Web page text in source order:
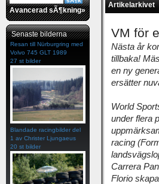
Avancerad sÃ¶kning»
Senaste bilderna
Resan till Nürburgring med
Volvo 745 GLT 1989
27 st bilder
Blandade racingbilder del
1 av Christer Ljungaeus
20 st bilder
Artikelarkivet
VM för
Nästa år
tillbaka!
en ny
ersätter
World
under flera
racing
Carrera
Florio